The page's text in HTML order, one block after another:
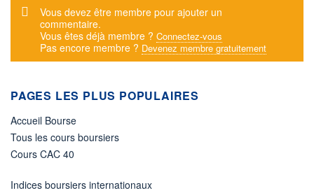
Message d'alerte
Vous devez être membre pour ajouter un
commentaire.
Vous êtes déjà membre ? Connectez-vous
Pas encore membre ? Devenez membre gratuitement
PAGES LES PLUS POPULAIRES
Accueil Bourse
Tous les cours boursiers
Cours CAC 40
Indices boursiers internationaux